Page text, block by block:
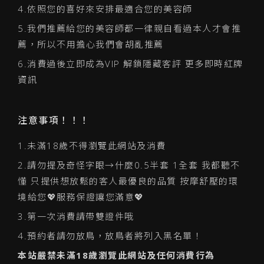
4.依照您的喜好來安排最適合您的美容師
5.我們推薦給您的美容師都一律親自看過本人才會推
薦，所以不用擔心我們會胡亂推薦
6.消費過後立即成為VIP 解鎖隱藏客評 更多即時紅牌
資訊
注意事項！！！
1.未滿18歲不得瀏覽此網站及消費
2.請勿提及奇怪字眼→什麼0.5半套 1全套 我都聽不
懂 只提供想放鬆的客人最優良的品質 按摩舒壓的環
境給您💖服務保證讓您滿意💖
3.第一次消費請帶雙證件哦
4.預約者請勿放鳥，放鳥者將列入黑名單！
本站嚴禁未滿18歲瀏覽此網站及任何消費行為